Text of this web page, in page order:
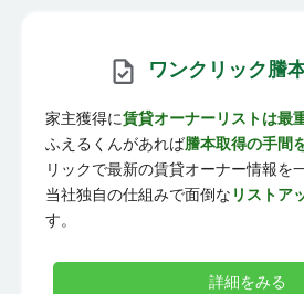
ワンクリック謄
家主獲得に賃貸オーナーリストは最
ふえるくんがあれば謄本取得の手間
リックで最新の賃貸オーナー情報を
当社独自の仕組みで面倒な リストア
す。
詳細をみる